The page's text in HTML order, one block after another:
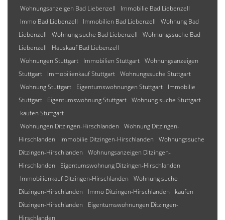
Wohnungsanzeigen Bad Liebenzell
Immobilie Bad Liebenzell
Immo Bad Liebenzell
Immobilien Bad Liebenzell
Wohnung Bad
Liebenzell
Wohnung suche Bad Liebenzell
Wohnungssuche Bad
Liebenzell
Hauskauf Bad Liebenzell
Wohnungen Stuttgart
Immobilien Stuttgart Wohnungsanzeigen
Stuttgart
Immobilienkauf Stuttgart Wohnungssuche Stuttgart
Wohnung Stuttgart
Eigentumswohnungen Stuttgart
Immobilie
Stuttgart
Eigentumswohnung Stuttgart Wohnung suche Stuttgart
kaufen Stuttgart
Wohnungen Ditzingen-Hirschlanden
Wohnung Ditzingen-
Hirschlanden
Immobilie Ditzingen-Hirschlanden
Wohnungssuche
Ditzingen-Hirschlanden
Wohnungsanzeigen Ditzingen-
Hirschlanden
Eigentumswohnung Ditzingen-Hirschlanden
Immobilienkauf Ditzingen-Hirschlanden
Wohnung suche
Ditzingen-Hirschlanden
Immo Ditzingen-Hirschlanden
kaufen
Ditzingen-Hirschlanden
Eigentumswohnungen Ditzingen-
Hirschlanden